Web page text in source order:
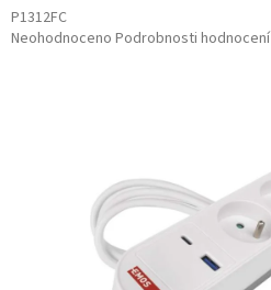
P1312FC
Průměrné
Neohodnoceno Podrobnosti hodnocení